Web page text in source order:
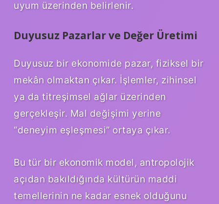
uyum üzerinden belirlenir.
Duyusuz Pazarlar ve Değer Üretimi
Duyusuz bir ekonomide pazar, fiziksel bir
mekân olmaktan çıkar. İşlemler, zihinsel
ya da titreşimsel ağlar üzerinden
gerçekleşir. Mal değişimi yerine
“deneyim eşleşmesi” ortaya çıkar.
Bu tür bir ekonomik model, antropolojik
açıdan bakıldığında kültürün maddi
temellerinin ne kadar esnek olduğunu